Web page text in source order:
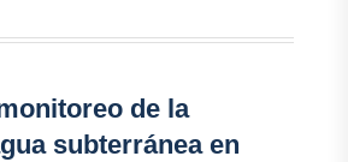
de la
subterránea en